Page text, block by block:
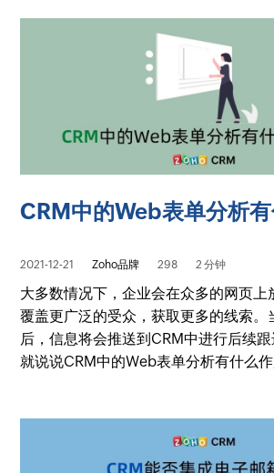
CRM中的Web表单分析有
2021-12-21 Zoho品牌 298 2 分钟
大多数情况下，企业会在众多的网页
覆盖更广泛的受众，获取更多的线索。
后，信息将会推送到CRM中进行后续
就说说CRM中的Web表单分析有什么作